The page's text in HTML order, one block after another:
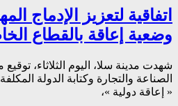
اتفاقية لتعزيز الإدماج
وضعية إعاقة بالقطاع
شهدت مدينة سلا، اليوم الثلاثاء،
الصناعة والتجارة وكتابة الدولة
« إعاقة دولية »،